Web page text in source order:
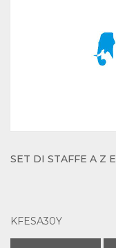
SET DI STAFFE A Z
KFESA30Y